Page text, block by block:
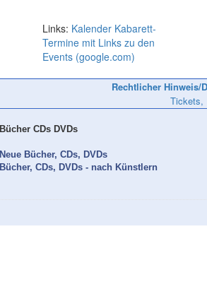
Links: Kalender Kabarett-
Termine mit Links zu den
Events (google.com)
Rechtlicher Hinweis/
Tickets,
Bücher CDs DVDs
Neue Bücher, CDs, DVDs
Bücher, CDs, DVDs - nach Künstlern